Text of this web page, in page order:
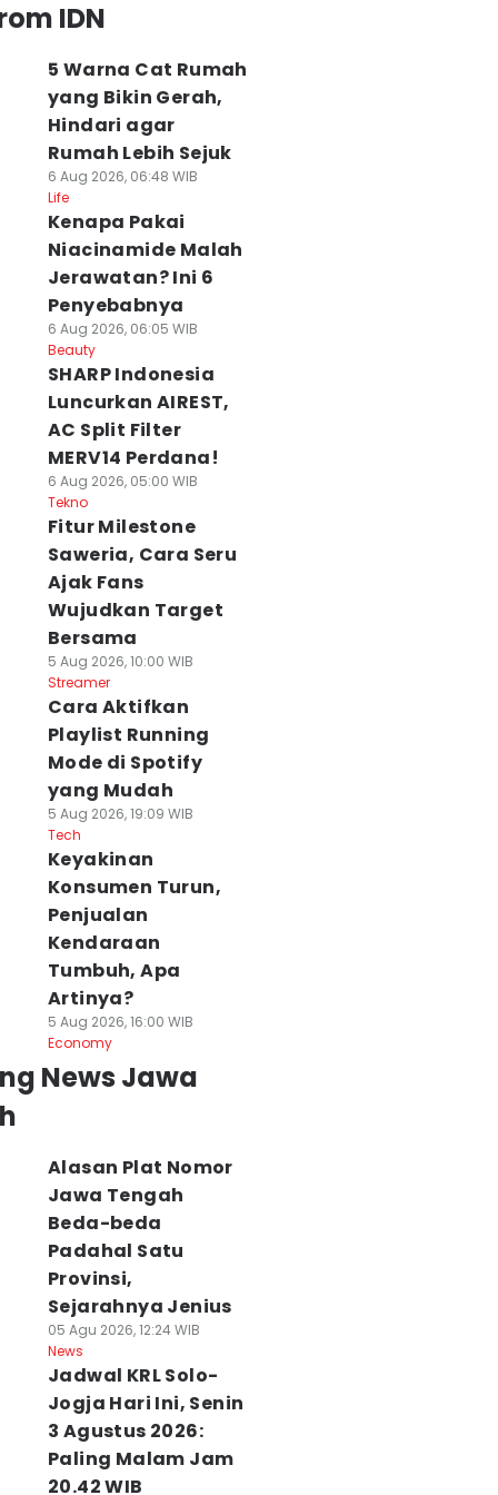
IDN
5 Warna Cat Rumah
yang Bikin Gerah,
Hindari agar
Rumah Lebih Sejuk
6 Aug 2026, 06:48 WIB
Life
Kenapa Pakai
Niacinamide Malah
Jerawatan? Ini 6
Penyebabnya
6 Aug 2026, 06:05 WIB
Beauty
SHARP Indonesia
Luncurkan AIREST,
AC Split Filter
MERV14 Perdana!
6 Aug 2026, 05:00 WIB
Tekno
Fitur Milestone
Saweria, Cara Seru
Ajak Fans
Wujudkan Target
Bersama
5 Aug 2026, 10:00 WIB
Streamer
Cara Aktifkan
Playlist Running
Mode di Spotify
yang Mudah
5 Aug 2026, 19:09 WIB
Tech
Keyakinan
Konsumen Turun,
Penjualan
Kendaraan
Tumbuh, Apa
Artinya?
5 Aug 2026, 16:00 WIB
Economy
News Jawa
Alasan Plat Nomor
Jawa Tengah
Beda-beda
Padahal Satu
Provinsi,
Sejarahnya Jenius
05 Agu 2026, 12:24 WIB
News
Jadwal KRL Solo-
Jogja Hari Ini, Senin
3 Agustus 2026:
Paling Malam Jam
20.42 WIB